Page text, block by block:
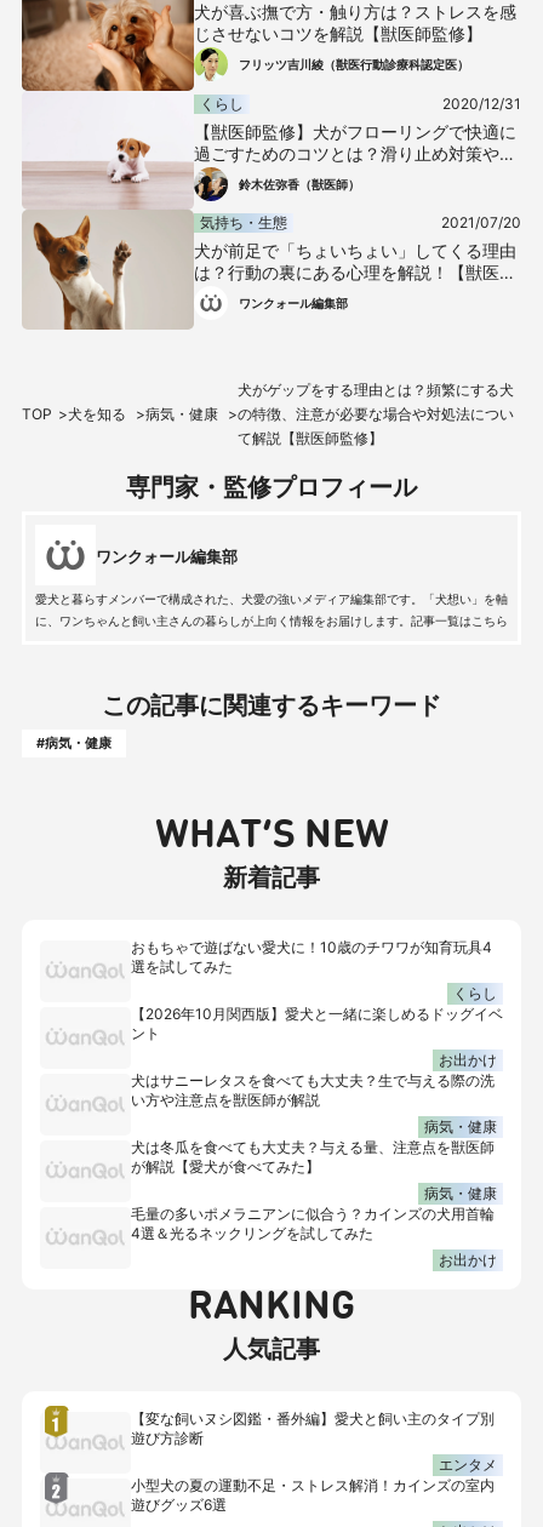
犬が喜ぶ撫で方・触り方は？ストレスを感
じさせないコツを解説【獣医師監修】
フリッツ吉川綾（獣医行動診療科認定医）
くらし 2020/12/31
【獣医師監修】犬がフローリングで快適に
過ごすためのコツとは？滑り止め対策や注
意点などについて解説
鈴木佐弥香（獣医師）
気持ち・生態 2021/07/20
犬が前足で「ちょいちょい」してくる理由
は？行動の裏にある心理を解説！【獣医師
監修】ワンクォール編集部
TOP 犬を知る 病気・健康
犬がゲップをする理由とは？頻繁にする犬
の特徴、注意が必要な場合や対処法につい
て解説【獣医師監修】
専門家・監修プロフィール
ワンクォール編集部
愛犬と暮らすメンバーで構成された、犬愛の強いメディア編集部です。「犬想い」を軸
に、ワンちゃんと飼い主さんの暮らしが上向く情報をお届けします。記事一覧はこちら
この記事に関連するキーワード
#病気・健康
WHAT’S NEW
新着記事
おもちゃで遊ばない愛犬に！10歳のチワワが知育玩具4
選を試してみた
くらし
【2026年10月関西版】愛犬と一緒に楽しめるドッグイベ
ント
お出かけ
犬はサニーレタスを食べても大丈夫？生で与える際の洗
い方や注意点を獣医師が解説
病気・健康
犬は冬瓜を食べても大丈夫？与える量、注意点を獣医師
が解説【愛犬が食べてみた】
病気・健康
毛量の多いポメラニアンに似合う？カインズの犬用首輪
4選＆光るネックリングを試してみた
お出かけ
RANKING
人気記事
【変な飼いヌシ図鑑・番外編】愛犬と飼い主のタイプ別
遊び方診断
エンタメ
小型犬の夏の運動不足・ストレス解消！カインズの室内
遊びグッズ6選